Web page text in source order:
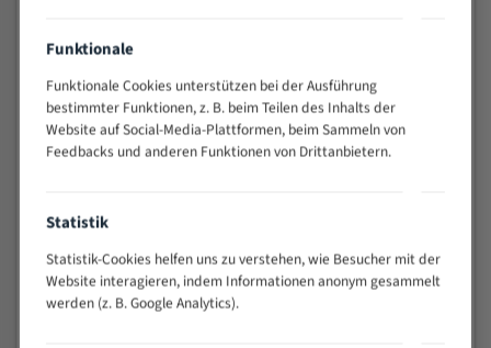
200 -
600
> 500
0,75/1,25
Vorteile:
Vielseitiges Bandsägeblatt für verschiedenste
Widerstandsfähig gegen Zahnbruch auch bei
wechselnde Verbindungslängen)
Sehr geringe Vibration
Funktionale
Funktionale Cookies unterstützen bei der Ausführung
bestimmter Funktionen, z. B. beim Teilen des Inhalts der
Website auf Social-Media-Plattformen, beim Sammeln von
Feedbacks und anderen Funktionen von Drittanbietern.
Statistik
Statistik-Cookies helfen uns zu verstehen, wie Besucher mit der
Website interagieren, indem Informationen anonym gesammelt
werden (z. B. Google Analytics).